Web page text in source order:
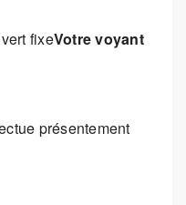
Votre voyant
présentement